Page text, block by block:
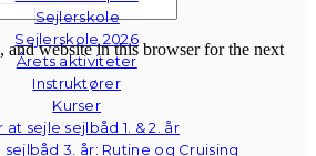
Sejlerskole
Sejlerskole 2026
Årets aktiviteter
Instruktører
Kurser
at sejle sejlbåd 1. & 2. år
3. år: Rutine og Cruising
and website in this browser for the next